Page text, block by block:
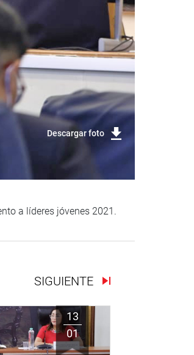
Descargar foto
a líderes jóvenes 2021.
SIGUIENTE
13
01